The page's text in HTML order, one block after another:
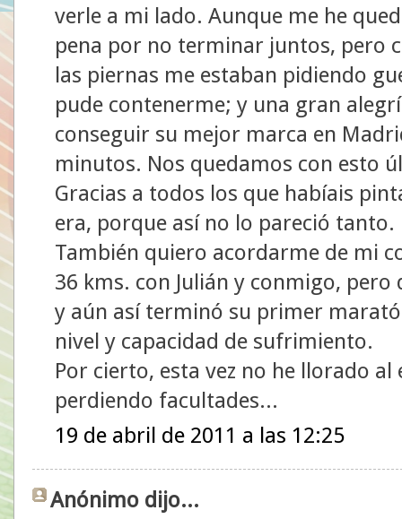
verle a mi lado. Aunque me he
pena por no terminar juntos, pero
las piernas me estaban pidiendo
pude contenerme; y una gran
conseguir su mejor marca en
minutos. Nos quedamos con esto
Gracias a todos los que habíais
era, porque así no lo pareció tanto.
También quiero acordarme de mi
36 kms. con Julián y conmigo,
y aún así terminó su primer
nivel y capacidad de sufrimiento.
Por cierto, esta vez no he llorado
perdiendo facultades...
19 de abril de 2011 a las 12:25
Anónimo dijo...